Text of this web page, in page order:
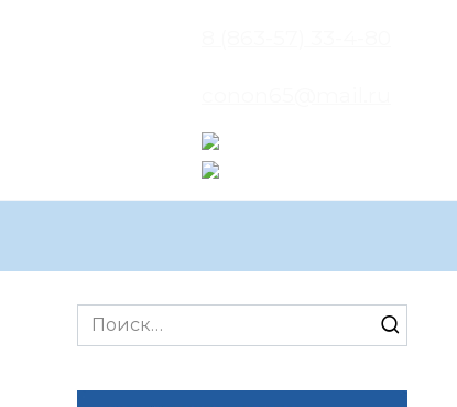
Search
for: